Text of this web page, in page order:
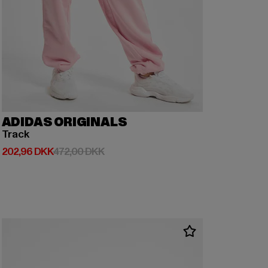
ADIDAS ORIGINALS
Track
202,96 DKK
Nuværende pris: 202,96 DKK
472,00 DKKKampagnepris: 472,00 DKK